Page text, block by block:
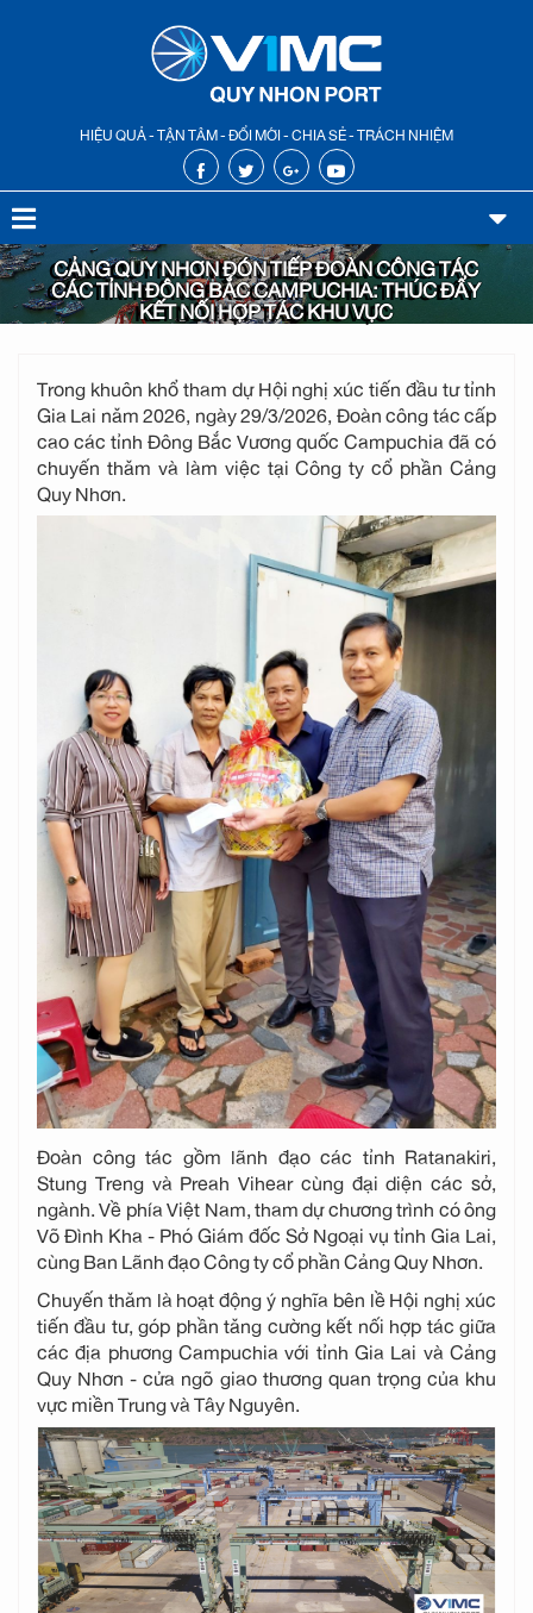
HIỆU QUẢ - TẬN TÂM - ĐỔI MỚI - CHIA SẺ - TRÁCH NHIỆM
CẢNG QUY NHƠN ĐÓN TIẾP ĐOÀN CÔNG TÁC
CÁC TỈNH ĐÔNG BẮC CAMPUCHIA: THÚC ĐẨY
KẾT NỐI HỢP TÁC KHU VỰC
Trong khuôn khổ tham dự Hội nghị xúc tiến đầu tư tỉnh
Gia Lai năm 2026, ngày 29/3/2026, Đoàn công tác cấp
cao các tỉnh Đông Bắc Vương quốc Campuchia đã có
chuyến thăm và làm việc tại Công ty cổ phần Cảng
Quy Nhơn.
Đoàn công tác gồm lãnh đạo các tỉnh Ratanakiri,
Stung Treng và Preah Vihear cùng đại diện các sở,
ngành. Về phía Việt Nam, tham dự chương trình có ông
Võ Đình Kha - Phó Giám đốc Sở Ngoại vụ tỉnh Gia Lai,
cùng Ban Lãnh đạo Công ty cổ phần Cảng Quy Nhơn.
Chuyến thăm là hoạt động ý nghĩa bên lề Hội nghị xúc
tiến đầu tư, góp phần tăng cường kết nối hợp tác giữa
các địa phương Campuchia với tỉnh Gia Lai và Cảng
Quy Nhơn - cửa ngõ giao thương quan trọng của khu
vực miền Trung và Tây Nguyên.